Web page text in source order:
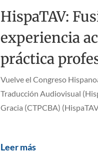
HispaTAV:
experiencia
práctica
Vuelve el Congreso
Traducción Audiovisual
Gracia (CTPCBA)
Leer más